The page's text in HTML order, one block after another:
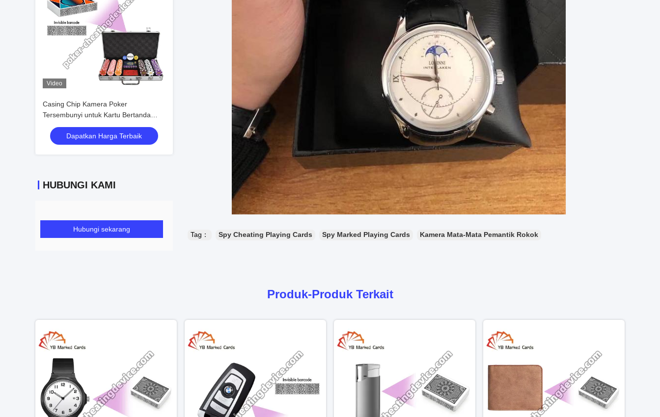
Video
Casing Chip Kamera Poker
Tersembunyi untuk Kartu Bertanda
Barcode
Dapatkan Harga Terbaik
HUBUNGI KAMI
Hubungi sekarang
Tag： Spy Cheating Playing Cards Spy Marked Playing Cards Kamera Mata-Mata Pemantik Rokok
Produk-Produk Terkait